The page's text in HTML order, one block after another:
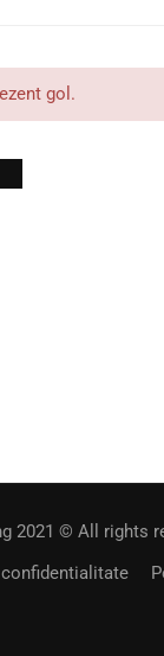
gol.
2021 © All rights